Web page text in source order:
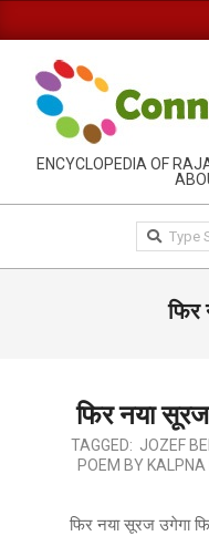
to
content
Navigation
Menu
GUIDE-
ENCYCLOPEDIA OF
Search
फिर
फिर नया
2021-
05-
TAGGED: JOZEF
POEM BY
फिर नया सूरज उगेगा